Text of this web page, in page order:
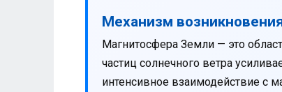
Механизм
Магнитосфера Земли — это
частиц солнечного ветра
интенсивное взаимодействие с